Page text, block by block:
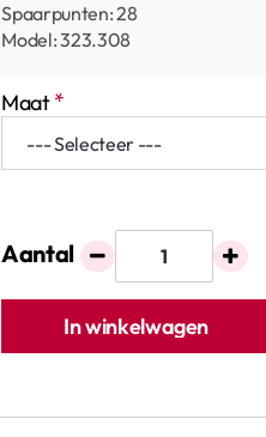
Spaarpunten:28
Model:323.308
Maat
Aantal
In winkelwagen